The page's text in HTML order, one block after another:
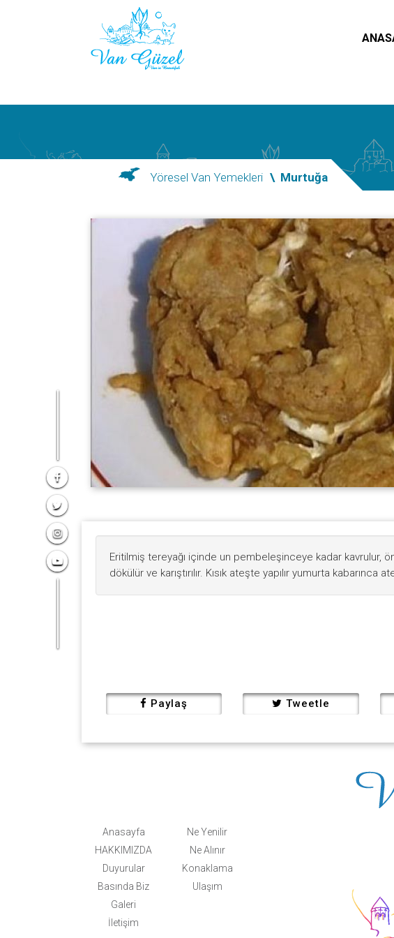
Yöresel Van Yemekleri \ Murtuğa
Eritilmiş tereyağı içinde un pembeleşinceye kadar kavrulur,
dökülür ve karıştırılır. Kısık ateşte yapılır yumurta kabarınca
Paylaş Tweetle
Anasayfa
HAKKIMIZDA
Duyurular
Basında Biz
Galeri
İletişim
Ne Yenilir
Ne Alınır
Konaklama
Ulaşım